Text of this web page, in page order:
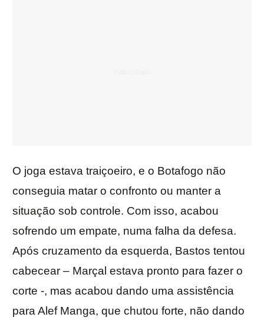
O joga estava traiçoeiro, e o Botafogo não
conseguia matar o confronto ou manter a
situação sob controle. Com isso, acabou
sofrendo um empate, numa falha da defesa.
Após cruzamento da esquerda, Bastos tentou
cabecear – Marçal estava pronto para fazer o
corte -, mas acabou dando uma assistência
para Alef Manga, que chutou forte, não dando